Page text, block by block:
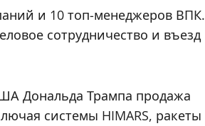
и 10 топ-менеджеров ВПК.
сотрудничество и въезд
Дональда Трампа продажа
системы HIMARS, ракеты